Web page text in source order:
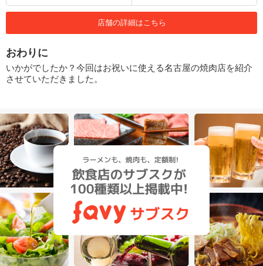
店舗の詳細はこちら
おわりに
いかがでしたか？今回はお祝いに使える名古屋の焼肉店を紹介
させていただきました。